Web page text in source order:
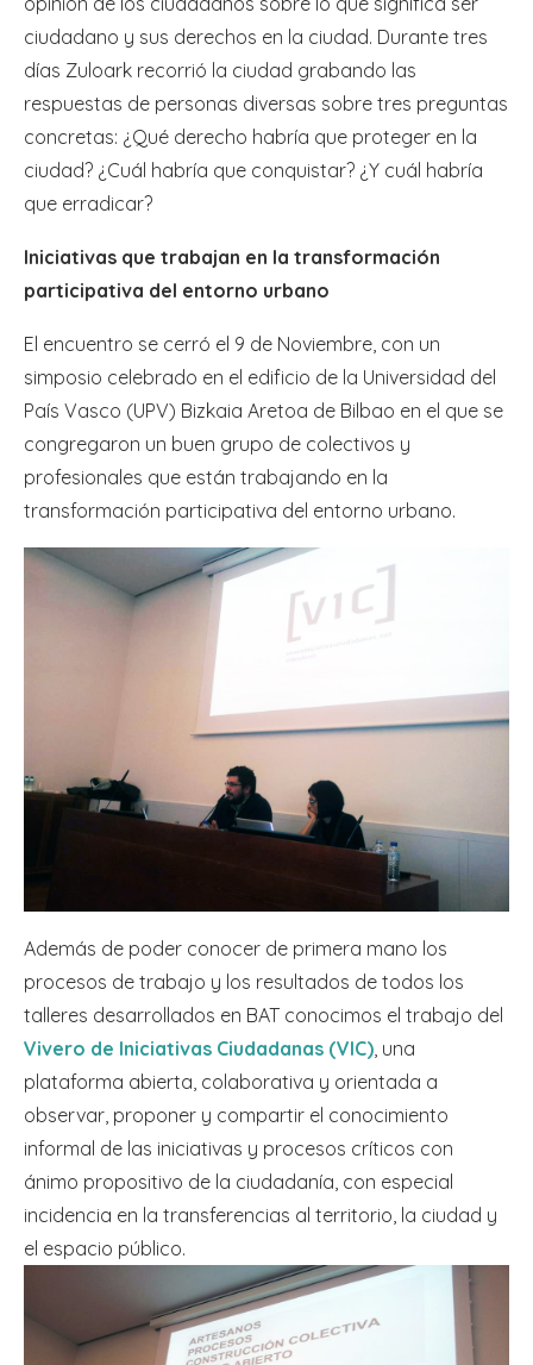
ciudadano y sus derechos en la ciudad. Durante tres
días Zuloark recorrió la ciudad grabando las
respuestas de personas diversas sobre tres preguntas
concretas: ¿Qué derecho habría que proteger en la
ciudad? ¿Cuál habría que conquistar? ¿Y cuál habría
que erradicar?
Iniciativas que trabajan en la transformación
participativa del entorno urbano
El encuentro se cerró el 9 de Noviembre, con un
simposio celebrado en el edificio de la Universidad del
País Vasco (UPV) Bizkaia Aretoa de Bilbao en el que se
congregaron un buen grupo de colectivos y
profesionales que están trabajando en la
transformación participativa del entorno urbano.
Además de poder conocer de primera mano los
procesos de trabajo y los resultados de todos los
talleres desarrollados en BAT conocimos el trabajo del
Vivero de Iniciativas Ciudadanas (VIC) , una
plataforma abierta, colaborativa y orientada a
observar, proponer y compartir el conocimiento
informal de las iniciativas y procesos críticos con
ánimo propositivo de la ciudadanía, con especial
incidencia en la transferencias al territorio, la ciudad y
el espacio público.